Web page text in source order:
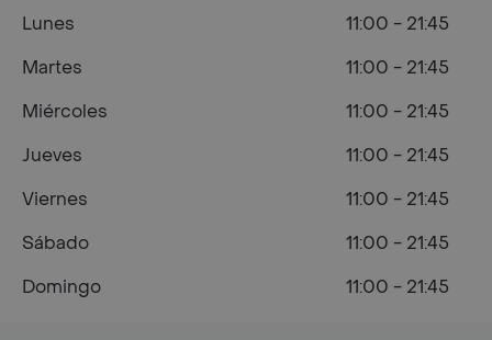
Lunes
11:00 - 21:45
Martes
11:00 - 21:45
Miércoles
11:00 - 21:45
Jueves
11:00 - 21:45
Viernes
11:00 - 21:45
Sábado
11:00 - 21:45
Domingo
11:00 - 21:45